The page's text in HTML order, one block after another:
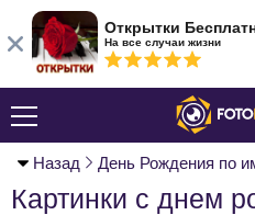
Назад День Рождения по
Картинки с днем
Открытки
На все случаи жизни